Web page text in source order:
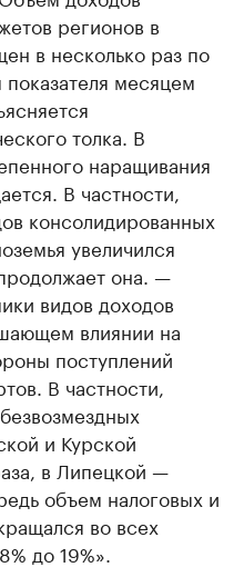
регионов в
в несколько раз по
месяцем
толка. В
наращивания
В частности,
консолидированных
увеличился
она. —
видов доходов
влиянии на
поступлений
В частности,
и Курской
в Липецкой —
объем налоговых и
во всех
до 19%».